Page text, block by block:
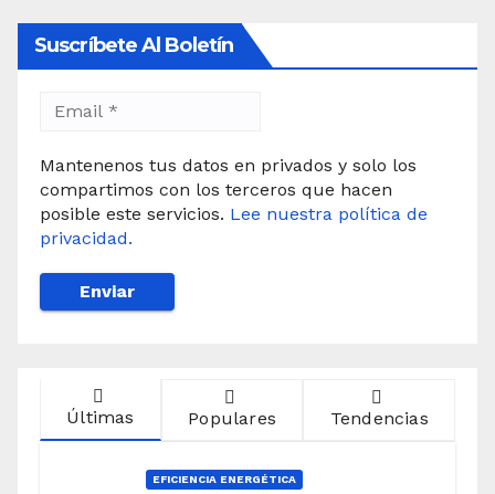
Suscríbete Al Boletín
Mantenenos tus datos en privados y solo los
compartimos con los terceros que hacen
posible este servicios. Lee nuestra política de
privacidad.
Últimas Populares Tendencias
EFICIENCIA ENERGÉTICA